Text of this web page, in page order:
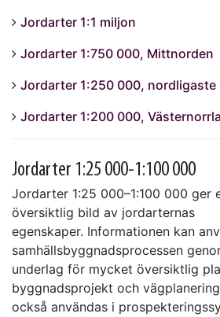
Jordarter 1:1 miljon
Jordarter 1:750 000, Mittnorden
Jordarter 1:250 000, nordligaste
Jordarter 1:200 000,
Jordarter 1:25 000-1:100 000
Jordarter 1:25 000–1:100 000 ger
översiktlig bild av jordarternas
egenskaper. Informationen kan
samhällsbyggnadsprocessen
underlag för mycket översiktlig
byggnadsprojekt och
också användas i